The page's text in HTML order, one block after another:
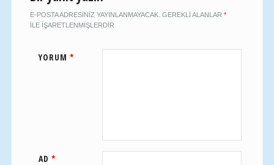
E-POSTA ADRESINIZ YAYINLANMAYACAK. GEREKLI ALANLAR *
ILE IŞARETLENMIŞLERDIR
YORUM *
AD *